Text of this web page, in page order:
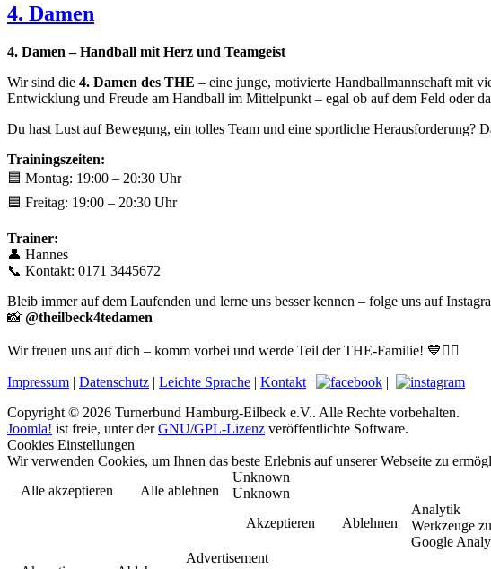
4. Damen
4. Damen – Handball mit Herz und Teamgeist
Wir sind die 4. Damen des THE – eine junge, motivierte Handballmannschaft mit
Entwicklung und Freude am Handball im Mittelpunkt – egal ob auf dem Feld oder
Du hast Lust auf Bewegung, ein tolles Team und eine sportliche Herausforderung?
Trainingszeiten:
🟦 Montag: 19:00 – 20:30 Uhr
🟦 Freitag: 19:00 – 20:30 Uhr
Trainer:
👤 Hannes
📞 Kontakt: 0171 3445672
Bleib immer auf dem Laufenden und lerne uns besser kennen – folge uns auf
📸 @theilbeck4tedamen
Wir freuen uns auf dich – komm vorbei und werde Teil der THE-Familie! 💙🤾‍♀️
Impressum | Datenschutz | Leichte Sprache | Kontakt |
|
Copyright © 2026 Turnerbund Hamburg-Eilbeck e.V.. Alle Rechte vorbehalten.
Joomla! ist freie, unter derGNU/GPL-Lizenz veröffentlichte Software.
Cookies Einstellungen
Wir verwenden Cookies, um Ihnen das beste Erlebnis auf unserer Webseite zu
Alle akzeptieren
Alle ablehnen
Unknown
Unknown
Akzeptieren
Ablehnen
Analytik
Werkzeuge
Google
Advertisement